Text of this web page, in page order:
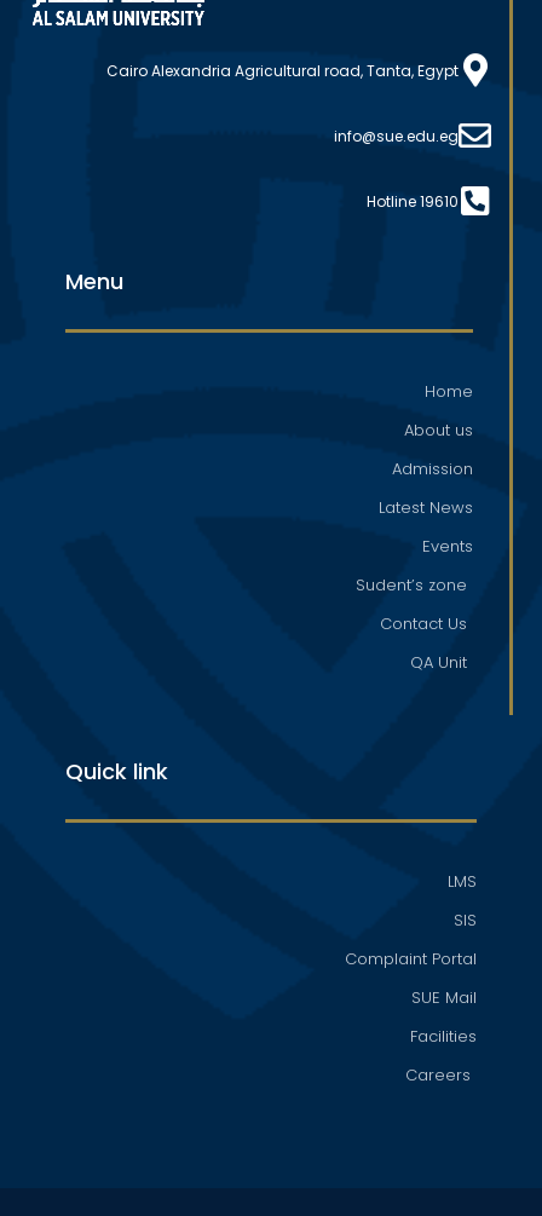
Cairo Alexandria Agricultural road, Tanta, Egypt
info@sue.edu.eg
Hotline 19610
Menu
Home
About us
Admission
Latest News
Events
Sudent’s zone
Contact Us
QA Unit
Quick link
LMS
SIS
Complaint Portal
SUE Mail
Facilities
Careers